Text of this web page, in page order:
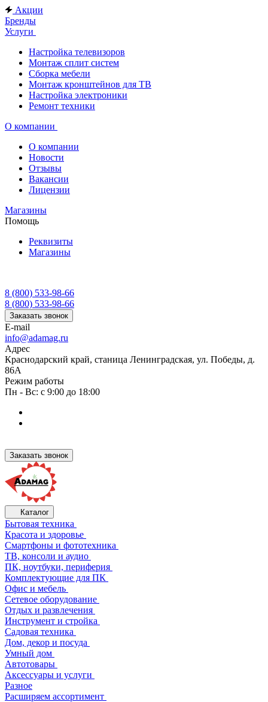
Акции
Бренды
Услуги
Настройка телевизоров
Монтаж сплит систем
Сборка мебели
Монтаж кронштейнов для ТВ
Настройка электроники
Ремонт техники
О компании
О компании
Новости
Отзывы
Вакансии
Лицензии
Магазины
Помощь
Реквизиты
Магазины
8 (800) 533-98-66
8 (800) 533-98-66
Заказать звонок
E-mail
info@adamag.ru
Адрес
Краснодарский край, станица Ленинградская, ул. Победы, д.
86А
Режим работы
Пн - Вс: с 9:00 до 18:00
Заказать звонок
Каталог
Бытовая техника
Красота и здоровье
Смартфоны и фототехника
ТВ, консоли и аудио
ПК, ноутбуки, периферия
Комплектующие для ПК
Офис и мебель
Сетевое оборудование
Отдых и развлечения
Инструмент и стройка
Садовая техника
Дом, декор и посуда
Умный дом
Автотовары
Аксессуары и услуги
Разное
Расширяем ассортимент